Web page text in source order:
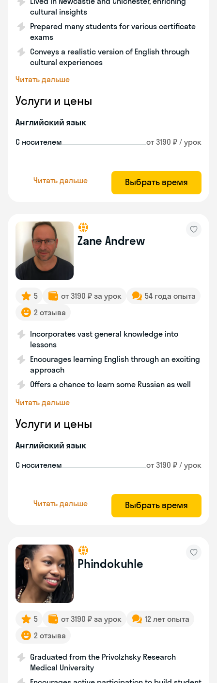
cultural insights
Prepared many students for various certificate
exams
Conveys a realistic version of English through
cultural experiences
Читать дальше
Услуги и цены
Английский язык
С носителем от 3190 ₽ / урок
Читать дальше Выбрать время
Zane Andrew
5 от 3190 ₽ за урок
54 года опыта
2 отзыва
Incorporates vast general knowledge into
lessons
Encourages learning English through an exciting
approach
Offers a chance to learn some Russian as well
Читать дальше
Услуги и цены
Английский язык
С носителем от 3190 ₽ / урок
Читать дальше Выбрать время
Phindokuhle
5 от 3190 ₽ за урок
12 лет опыта
2 отзыва
Graduated from the Privolzhsky Research
Medical University